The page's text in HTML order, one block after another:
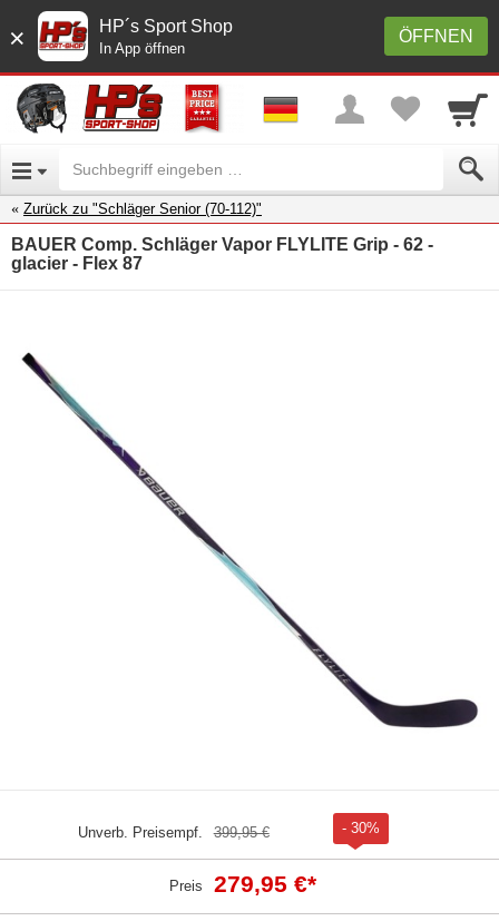
× ÖFFNEN
HP´s Sport Shop
In App öffnen
Zurück zu "Schläger Senior (70-112)"
BAUER Comp. Schläger Vapor FLYLITE Grip - 62 -
glacier - Flex 87
Unverb. Preisempf. 399,95 € - 30%
Preis 279,95 €*